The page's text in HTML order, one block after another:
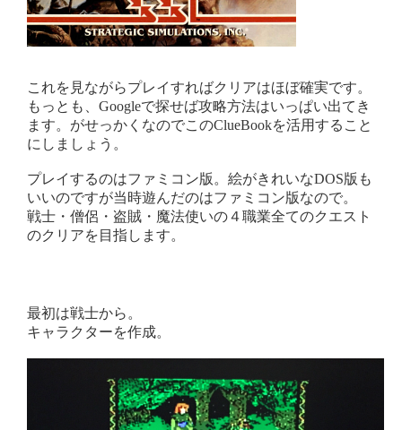
これを見ながらプレイすればクリアはほぼ確実です。
もっとも、Googleで探せば攻略方法はいっぱい出てき
ます。がせっかくなのでこのClueBookを活用すること
にしましょう。
プレイするのはファミコン版。絵がきれいなDOS版も
いいのですが当時遊んだのはファミコン版なので。
戦士・僧侶・盗賊・魔法使いの４職業全てのクエスト
のクリアを目指します。
最初は戦士から。
キャラクターを作成。